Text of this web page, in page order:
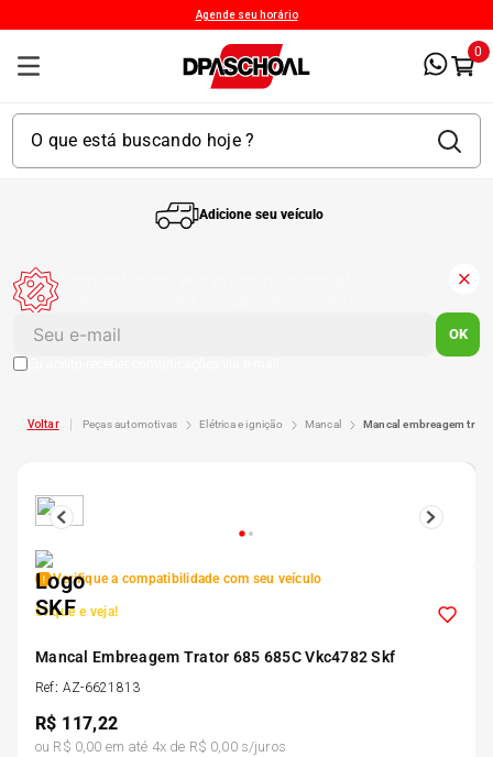
Agende seu horário
0
Adicione seu veículo
OK
peças automotivas elétrica e ignição mancal mancal embreagem
Verifique a compatibilidade com seu veículo
Clique e veja!
Mancal Embreagem Trator 685 685C Vkc4782 Skf
Ref: AZ-6621813
R$ 117,22
ou R$ 0,00 em até 4x de R$ 0,00s/juros
2 º Bproauto
5º
6º
7º Pneu
8 º 195 55r15